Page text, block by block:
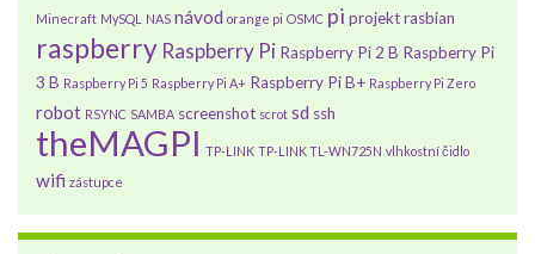
Minecraft MySQL NAS návod orange pi OSMC pi projektrasbian
raspberry Raspberry Pi Raspberry Pi 2 B Raspberry Pi
3 B Raspberry Pi 5 Raspberry Pi A+ Raspberry Pi B+ Raspberry Pi Zero
robot RSYNC SAMBA screenshot scrot sd ssh
theMAGPI TP-LINK TP-LINK TL-WN725N vlhkostní čidlo
wifi zástupce